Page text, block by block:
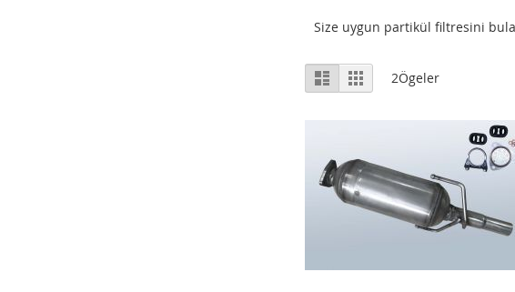
Size uygun partikül filtresini
Listeleme
Şekli
Liste Izgara
2Ögeler